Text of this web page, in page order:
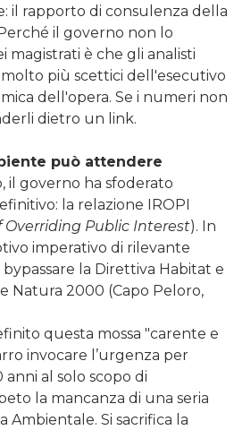
il rapporto di consulenza della
il governo non lo
magistrati è che gli analisti
più scettici dell'esecutivo
dell'opera. Se i numeri non
dietro un link.
può attendere
il governo ha sfoderato
la relazione IROPI
Overriding Public Interest). In
imperativo di rilevante
la Direttiva Habitat e
Natura 2000 (Capo Peloro,
questa mossa "carente e
invocare l’urgenza per
anni al solo scopo di
la mancanza di una seria
Ambientale. Si sacrifica la